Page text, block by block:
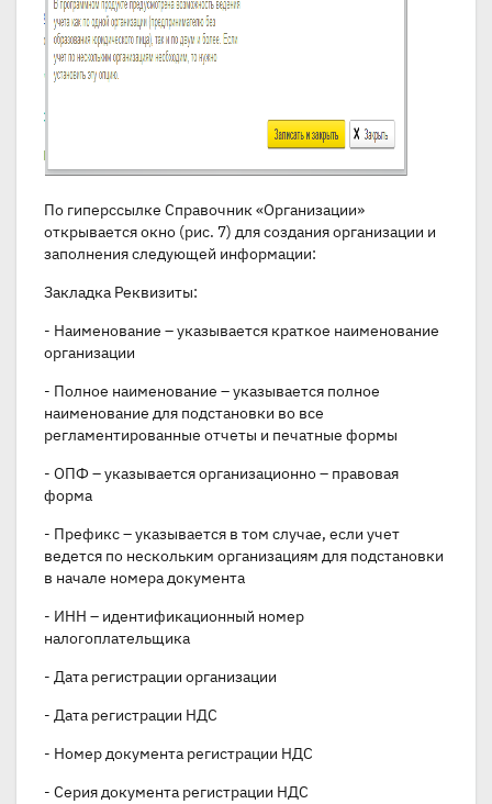
По гиперссылке Справочник «Организации»
открывается окно (рис. 7) для создания организации и
заполнения следующей информации:
Закладка Реквизиты:
- Наименование – указывается краткое наименование
организации
- Полное наименование – указывается полное
наименование для подстановки во все
регламентированные отчеты и печатные формы
- ОПФ – указывается организационно – правовая
форма
- Префикс – указывается в том случае, если учет
ведется по нескольким организациям для подстановки
в начале номера документа
- ИНН – идентификационный номер
налогоплательщика
- Дата регистрации организации
- Дата регистрации НДС
- Номер документа регистрации НДС
- Серия документа регистрации НДС